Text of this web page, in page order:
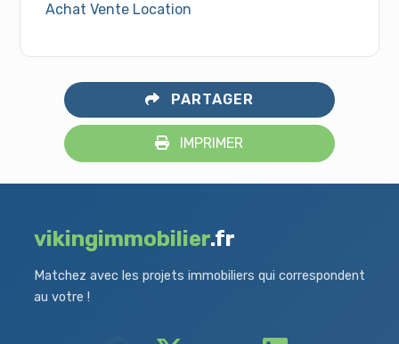
Achat Vente Location
PARTAGER
IMPRIMER
vikingimmobilier.fr
Matchez avec les projets immobiliers qui correspondent
au votre !